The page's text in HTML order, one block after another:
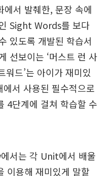
에서 발췌한, 문장 속에
Sight Words를 보다
있도록 개발된 학습서
선보이는 ‘머스트 런 사
워드’는 아이가 재미있
서 사용된 필수적으로
4단계에 걸쳐 학습할 수
서는 각 Unit에서 배울
이용해 재미있게 말할